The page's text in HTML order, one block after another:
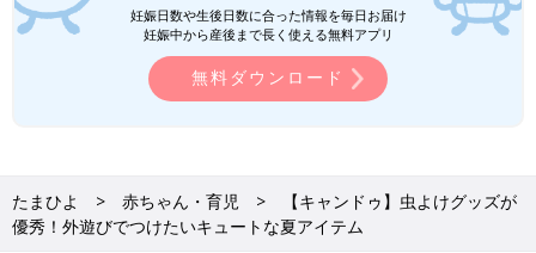
妊娠日数や生後日数に合った情報を毎日お届け
妊娠中から産後まで長く使える無料アプリ
無料ダウンロード
たまひよ 赤ちゃん・育児
【キャンドゥ】虫よけグッズが
優秀！外遊びでつけたいキュートな夏アイテム